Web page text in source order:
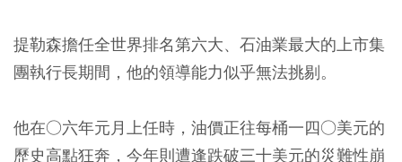
提勒森擔任全世界排名第六大、石油業最大的上市集
團執行長期間，他的領導能力似乎無法挑剔。
他在○六年元月上任時，油價正往每桶一四○美元的
歷史高點狂奔，今年則遭逢跌破三十美元的災難性崩